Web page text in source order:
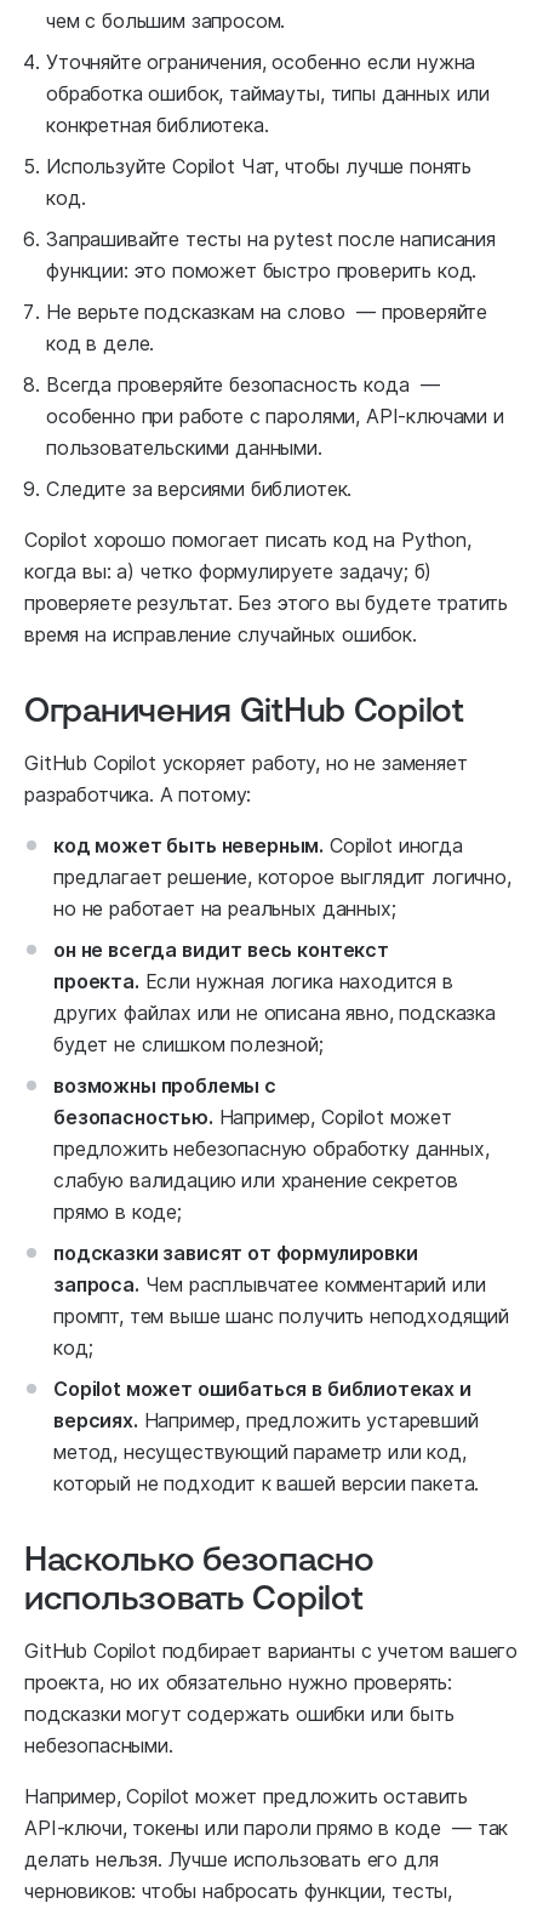
чем с большим запросом.
Уточняйте ограничения, особенно если нужна
обработка ошибок, таймауты, типы данных или
конкретная библиотека.
Используйте Copilot Чат, чтобы лучше понять
код.
Запрашивайте тесты на pytest после написания
функции: это поможет быстро проверить код.
Не верьте подсказкам на слово — проверяйте
код в деле.
Всегда проверяйте безопасность кода —
особенно при работе с паролями, API‑ключами и
пользовательскими данными.
Следите за версиями библиотек.
Copilot хорошо помогает писать код на Python,
когда вы: а) четко формулируете задачу; б)
проверяете результат. Без этого вы будете тратить
время на исправление случайных ошибок.
Ограничения GitHub Copilot
GitHub Copilot ускоряет работу, но не заменяет
разработчика. А потому:
код может быть неверным. Copilot иногда
предлагает решение, которое выглядит логично,
но не работает на реальных данных;
он не всегда видит весь контекст
проекта. Если нужная логика находится в
других файлах или не описана явно, подсказка
будет не слишком полезной;
возможны проблемы с
безопасностью. Например, Copilot может
предложить небезопасную обработку данных,
слабую валидацию или хранение секретов
прямо в коде;
подсказки зависят от формулировки
запроса. Чем расплывчатее комментарий или
промпт, тем выше шанс получить неподходящий
код;
Copilot может ошибаться в библиотеках и
версиях. Например, предложить устаревший
метод, несуществующий параметр или код,
который не подходит к вашей версии пакета.
Насколько безопасно
использовать Copilot
GitHub Copilot подбирает варианты с учетом вашего
проекта, но их обязательно нужно проверять:
подсказки могут содержать ошибки или быть
небезопасными.
Например, Copilot может предложить оставить
API‑ключи, токены или пароли прямо в коде — так
делать нельзя. Лучше использовать его для
черновиков: чтобы набросать функции, тесты,